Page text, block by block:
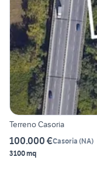
Terreno Casoria
100.000 €Casoria (NA)
3100 mq